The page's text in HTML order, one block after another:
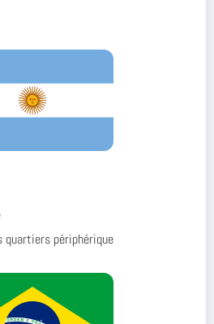
quartiers périphérique